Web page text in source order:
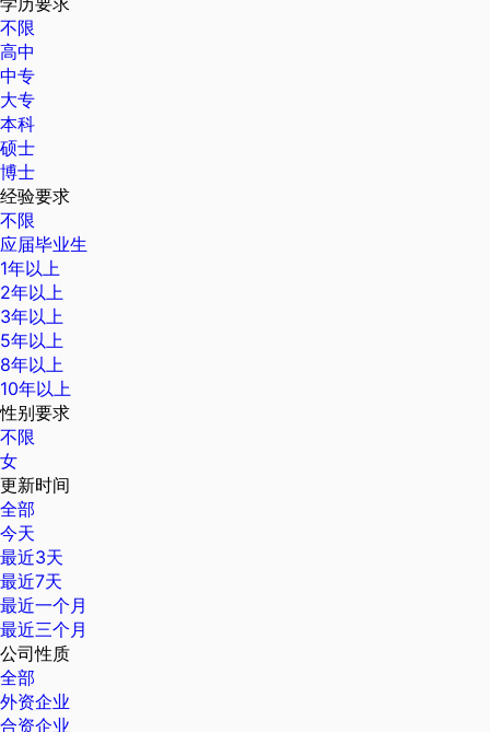
不限
高中
中专
大专
本科
硕士
博士
经验要求
不限
应届毕业生
1年以上
2年以上
3年以上
5年以上
8年以上
10年以上
性别要求
不限
女
更新时间
全部
今天
最近3天
最近7天
最近一个月
最近三个月
公司性质
全部
外资企业
合资企业